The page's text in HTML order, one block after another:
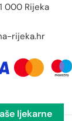
000 Rijeka
rijeka.hr
ljekarne